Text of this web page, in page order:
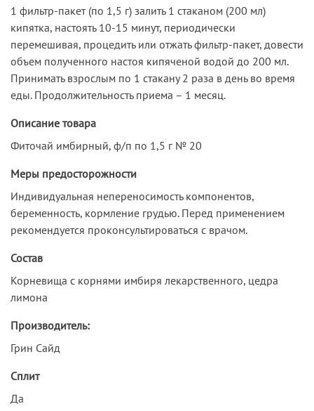
1 фильтр-пакет (по 1,5 г) залить 1 стаканом (200 мл)
кипятка, настоять 10-15 минут, периодически
перемешивая, процедить или отжать фильтр-пакет, довести
объем полученного настоя кипяченой водой до 200 мл.
Принимать взрослым по 1 стакану 2 раза в день во время
еды. Продолжительность приема – 1 месяц.
Описание товара
Фиточай имбирный, ф/п по 1,5 г № 20
Меры предосторожности
Индивидуальная непереносимость компонентов,
беременность, кормление грудью. Перед применением
рекомендуется проконсультироваться с врачом.
Состав
Корневища с корнями имбиря лекарственного, цедра
лимона
Производитель:
Грин Сайд
Сплит
Да